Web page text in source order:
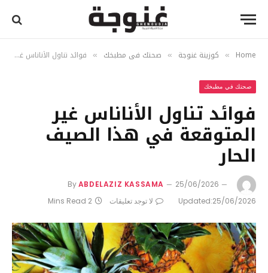
Home
» كوزينة غنوجة » صحتك في مطبخك » فوائد تناول الأناناس غير المتوقعة في هذا الصيف الحار
صحتك في مطبخك
فوائد تناول الأناناس غير
المتوقعة في هذا الصيف
الحار
ByABDELAZIZ KASSAMA
25/06/2026
Updated:25/06/2026 لا توجد تعليقات 2 Mins Read